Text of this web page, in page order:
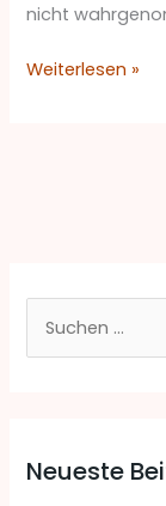
nicht
Weiterlesen »
e
Neueste